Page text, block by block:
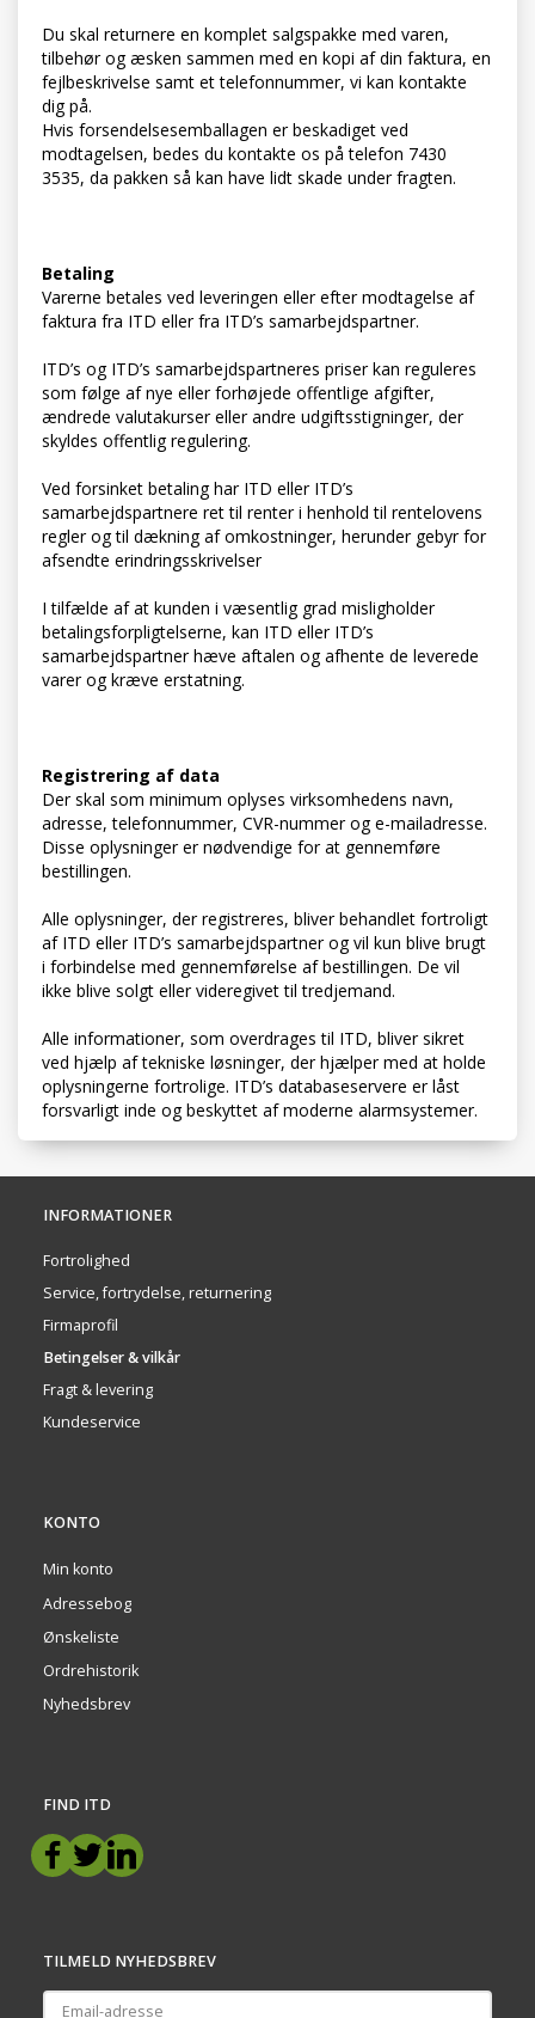
Du skal returnere en komplet salgspakke med varen,
tilbehør og æsken sammen med en kopi af din faktura, en
fejlbeskrivelse samt et telefonnummer, vi kan kontakte
dig på.
Hvis forsendelsesemballagen er beskadiget ved
modtagelsen, bedes du kontakte os på telefon 7430
3535, da pakken så kan have lidt skade under fragten.
Betaling
Varerne betales ved leveringen eller efter modtagelse af
faktura fra ITD eller fra ITD’s samarbejdspartner.
ITD’s og ITD’s samarbejdspartneres priser kan reguleres
som følge af nye eller forhøjede offentlige afgifter,
ændrede valutakurser eller andre udgiftsstigninger, der
skyldes offentlig regulering.
Ved forsinket betaling har ITD eller ITD’s
samarbejdspartnere ret til renter i henhold til rentelovens
regler og til dækning af omkostninger, herunder gebyr for
afsendte erindringsskrivelser
I tilfælde af at kunden i væsentlig grad misligholder
betalingsforpligtelserne, kan ITD eller ITD’s
samarbejdspartner hæve aftalen og afhente de leverede
varer og kræve erstatning.
Registrering af data
Der skal som minimum oplyses virksomhedens navn,
adresse, telefonnummer, CVR-nummer og e-mailadresse.
Disse oplysninger er nødvendige for at gennemføre
bestillingen.
Alle oplysninger, der registreres, bliver behandlet fortroligt
af ITD eller ITD’s samarbejdspartner og vil kun blive brugt
i forbindelse med gennemførelse af bestillingen. De vil
ikke blive solgt eller videregivet til tredjemand.
Alle informationer, som overdrages til ITD, bliver sikret
ved hjælp af tekniske løsninger, der hjælper med at holde
oplysningerne fortrolige. ITD’s databaseservere er låst
forsvarligt inde og beskyttet af moderne alarmsystemer.
INFORMATIONER
Fortrolighed
Service, fortrydelse, returnering
Firmaprofil
Betingelser & vilkår
Fragt & levering
Kundeservice
KONTO
Min konto
Adressebog
Ønskeliste
Ordrehistorik
Nyhedsbrev
FIND ITD
TILMELD NYHEDSBREV
Email-